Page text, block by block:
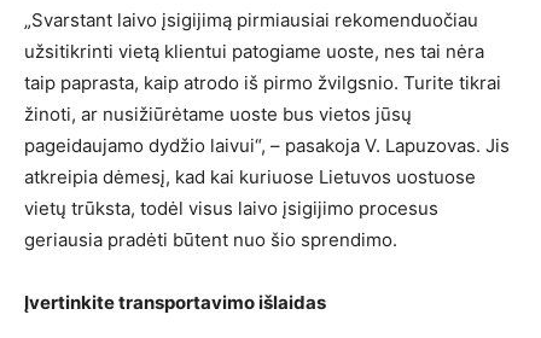
„Svarstant laivo įsigijimą pirmiausiai rekomenduočiau
užsitikrinti vietą klientui patogiame uoste, nes tai nėra
taip paprasta, kaip atrodo iš pirmo žvilgsnio. Turite tikrai
žinoti, ar nusižiūrėtame uoste bus vietos jūsų
pageidaujamo dydžio laivui“, – pasakoja V. Lapuzovas. Jis
atkreipia dėmesį, kad kai kuriuose Lietuvos uostuose
vietų trūksta, todėl visus laivo įsigijimo procesus
geriausia pradėti būtent nuo šio sprendimo.
Įvertinkite transportavimo išlaidas